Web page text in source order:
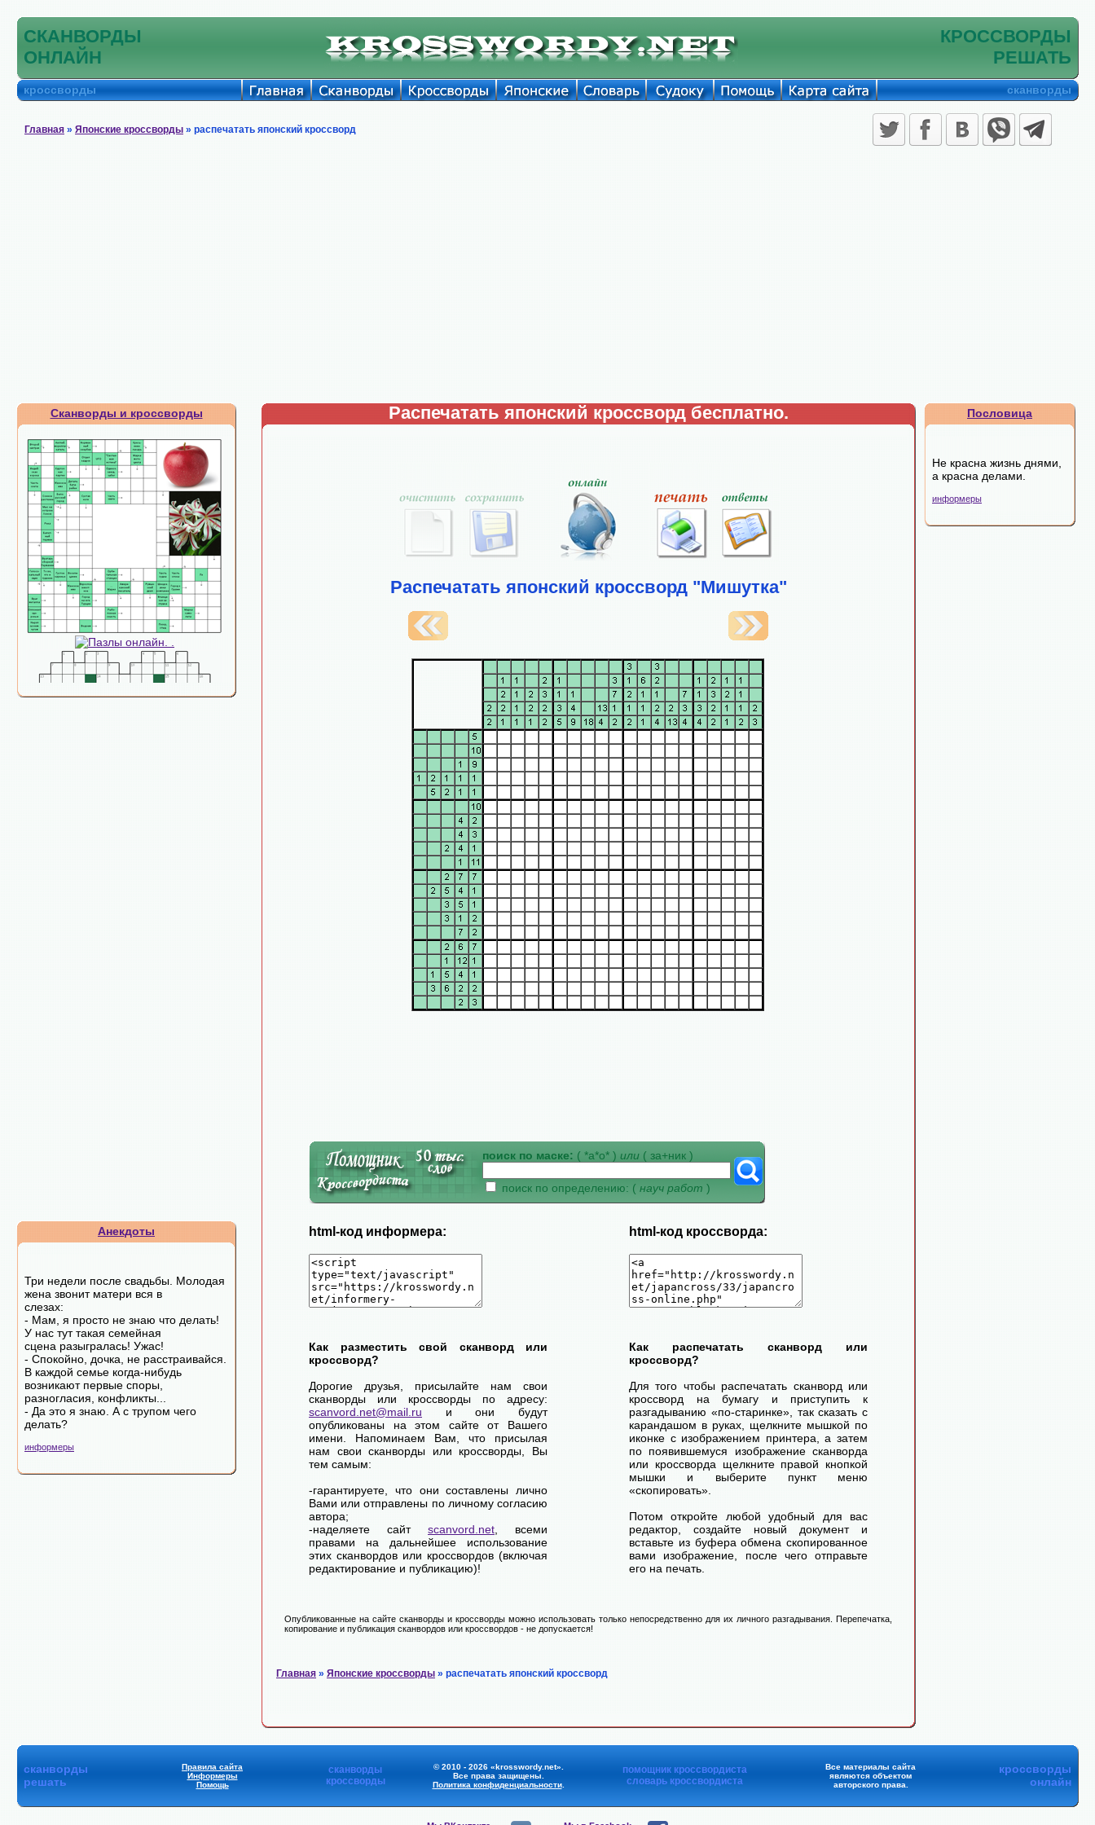
СКАНВОРДЫ
ОНЛАЙН
КРОССВОРДЫ
РЕШАТЬ
кроссворды сканворды
Главная » Японские кроссворды » распечатать японский кроссворд
Сканворды и кроссворды
Анекдоты
Три недели после свадьбы. Молодая
жена звонит матери вся в
слезах:
- Мам, я просто не знаю что делать!
У нас тут такая семейная
сцена разыгралась! Ужас!
- Спокойно, дочка, не расстраивайся.
В каждой семье когда-нибудь
возникают первые споры,
разногласия, конфликты...
- Да это я знаю. А с трупом чего
делать?
информеры
Распечатать японский кроссворд бесплатно.
Распечатать японский кроссворд "Мишутка"
поиск по маске: ( *а*о* ) или ( за+ник )
поиск по определению: ( науч работ )
html-код информера: html-код кроссворда:
Как разместить свой сканворд или
кроссворд?
Дорогие друзья, присылайте нам свои
сканворды или кроссворды по адресу:
scanvord.net@mail.ru и они будут
опубликованы на этом сайте от Вашего
имени. Напоминаем Вам, что присылая
нам свои сканворды или кроссворды, Вы
тем самым:
-гарантируете, что они составлены лично
Вами или отправлены по личному согласию
автора;
-наделяете сайт scanvord.net , всеми
правами на дальнейшее использование
этих сканвордов или кроссвордов (включая
редактирование и публикацию)!
Как распечатать сканворд или
кроссворд?
Для того чтобы распечатать сканворд или
кроссворд на бумагу и приступить к
разгадыванию «по-старинке», так сказать с
карандашом в руках, щелкните мышкой по
иконке с изображением принтера, а затем
по появившемуся изображение сканворда
или кроссворда щелкните правой кнопкой
мышки и выберите пункт меню
«скопировать».
Потом откройте любой удобный для вас
редактор, создайте новый документ и
вставьте из буфера обмена скопированное
вами изображение, после чего отправьте
его на печать.
Опубликованные на сайте сканворды и кроссворды можно использовать только непосредственно для их личного разгадывания. Перепечатка,
копирование и публикация сканвордов или кроссвордов - не допускается!
Главная » Японские кроссворды » распечатать японский кроссворд
Пословица
Не красна жизнь днями,
а красна делами.
информеры
сканворды
решать
Правила сайта
Информеры
Помощь
сканворды
кроссворды
© 2010 - 2026 «krosswordy.net».
Все права защищены.
Политика конфиденциальности.
помощник кроссвордиста
словарь кроссвордиста
Все материалы сайта
являются объектом
авторского права.
кроссворды
онлайн